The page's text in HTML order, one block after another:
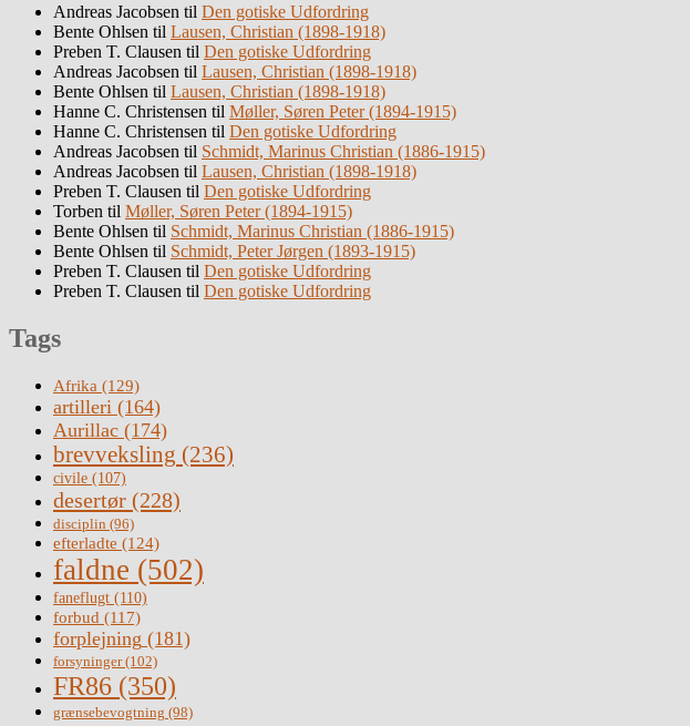
Andreas Jacobsen til Den gotiske Udfordring
Bente Ohlsen til Lausen, Christian (1898-1918)
Preben T. Clausen til Den gotiske Udfordring
Andreas Jacobsen til Lausen, Christian (1898-1918)
Bente Ohlsen til Lausen, Christian (1898-1918)
Hanne C. Christensen til Møller, Søren Peter (1894-1915)
Hanne C. Christensen til Den gotiske Udfordring
Andreas Jacobsen til Schmidt, Marinus Christian (1886-1915)
Andreas Jacobsen til Lausen, Christian (1898-1918)
Preben T. Clausen til Den gotiske Udfordring
Torben til Møller, Søren Peter (1894-1915)
Bente Ohlsen til Schmidt, Marinus Christian (1886-1915)
Bente Ohlsen til Schmidt, Peter Jørgen (1893-1915)
Preben T. Clausen til Den gotiske Udfordring
Preben T. Clausen til Den gotiske Udfordring
Tags
Afrika (129)
artilleri (164)
Aurillac (174)
brevveksling (236)
civile (107)
desertør (228)
disciplin (96)
efterladte (124)
faldne (502)
faneflugt (110)
forbud (117)
forplejning (181)
forsyninger(102)
FR86 (350)
grænsebevogtning (98)